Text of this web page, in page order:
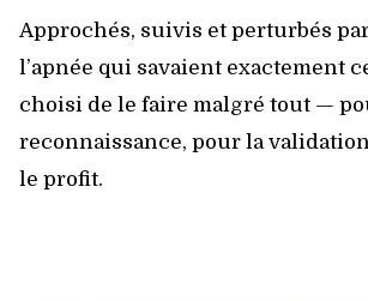
Approchés, suivis et perturbés
l’apnée qui savaient exactement
choisi de le faire malgré tout —
reconnaissance, pour la
le profit.